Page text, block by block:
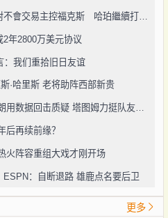
年2800万美元协议
：我们重拾旧日友谊
·哈里斯 老将助阵西部新贵
绿军交易流言缠身！杰伦·布朗用数据回击质疑 塔图姆力挺队友续约
后再续前缘？
火阵容重组大戏才刚开场
：自断退路 雄鹿点名要后卫
更多